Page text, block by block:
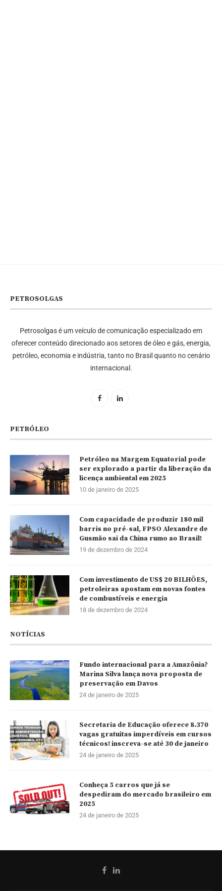
PETROSOLGAS
Petrosolgas é um veículo de comunicação especializado em
oferecer conteúdo direcionado aos setores de óleo e gás, energia,
petróleo, economia e indústria, tanto no Brasil quanto no cenário
internacional.
PETRÓLEO
Petróleo na Margem Equatorial pode
ser explorado a partir da liberação da
licença ambiental em 2025
10 de janeiro de 2025
Com capacidade de produzir 180 mil
barris no pré-sal, FPSO Alexandre de
Gusmão sai da China rumo ao Brasil!
19 de dezembro de 2024
Com investimento de US$ 20 BILHÕES,
petroleiras apostam em novas fontes
de combustíveis e energia
18 de dezembro de 2024
NOTÍCIAS
Fundo internacional para a Amazônia?
Marina Silva lança nova proposta de
preservação em Davos
24 de janeiro de 2025
Secretaria de Educação oferece 8.370
vagas gratuitas imperdíveis em cursos
técnicos! inscreva-se até 30 de janeiro
24 de janeiro de 2025
Conheça 5 carros que já se
despediram do mercado brasileiro em
2025
24 de janeiro de 2025